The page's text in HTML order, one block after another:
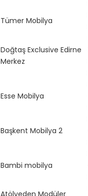
Tümer Mobilya
Doğtaş Exclusive Edirne
Merkez
Esse Mobilya
Başkent Mobilya 2
Bambi mobilya
Atölyeden Modüler